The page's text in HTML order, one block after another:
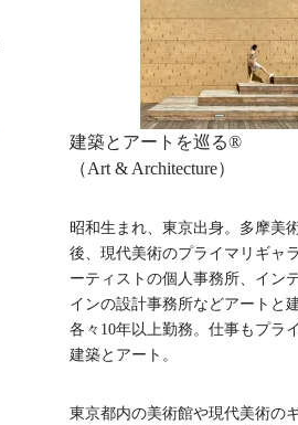
建築とアートを巡る®︎
（Art & Architecture）
昭和生まれ、東京出身。多摩美
後、現代美術のプライマリギャ
ーティストの個人事務所、イン
インの設計事務所などアートと
各々10年以上勤務。仕事もプラ
建築とアート。
東京都内の美術館や現代美術の